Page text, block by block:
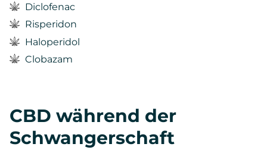
Diclofenac
Risperidon
Haloperidol
Clobazam
CBD während der
Schwangerschaft